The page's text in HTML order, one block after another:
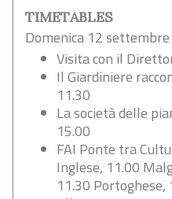
TIMETABLES
Domenica 12
Visita con il
Il Giardiniere
11.30
La società delle
15.00
FAI Ponte tra
Inglese, 11.00
11.30 Portoghese,